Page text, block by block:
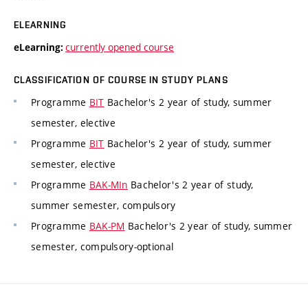
ELEARNING
eLearning: currently opened course
CLASSIFICATION OF COURSE IN STUDY PLANS
Programme BIT Bachelor's 2 year of study, summer
semester, elective
Programme BIT Bachelor's 2 year of study, summer
semester, elective
Programme BAK-MIn Bachelor's 2 year of study,
summer semester, compulsory
Programme BAK-PM Bachelor's 2 year of study, summer
semester, compulsory-optional